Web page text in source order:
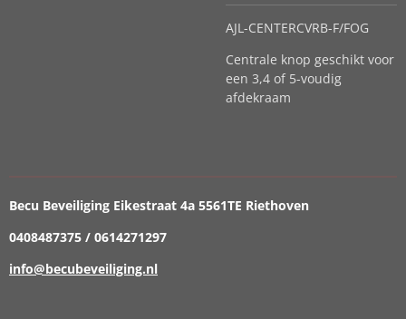
AJL-CENTERCVRB-F/FOG
Centrale knop geschikt voor
een 3,4 of 5-voudig
afdekraam
Becu Beveiliging Eikestraat 4a 5561TE Riethoven
0408487375 / 0614271297
info@becubeveiliging.nl